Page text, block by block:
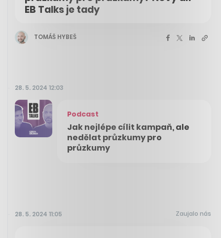
EB Talks je tady
TOMÁŠ HYBEŠ
28. 5. 2024 12:03
Podcast
Jak nejlépe cílit kampaň, ale
nedělat průzkumy pro
průzkumy
28. 5. 2024 11:05 Zaujalo nás